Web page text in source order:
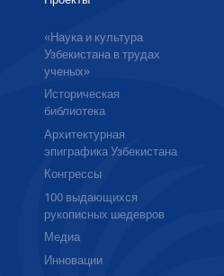
«Наука и культура
Узбекистана в трудах
ученых»
Историческая
библиотека
Архитектурная
эпиграфика Узбекистана
Конгрессы
100 выдающихся
рукописных шедевров
Медиа
Инновации